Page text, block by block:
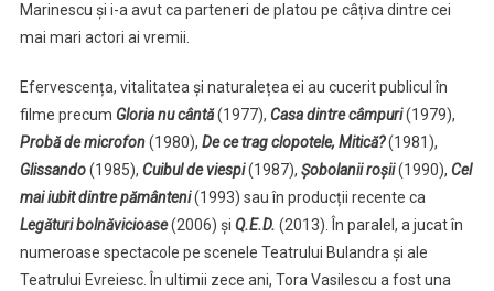
Marinescu și i-a avut ca parteneri de platou pe câțiva dintre cei
mai mari actori ai vremii.
Efervescența, vitalitatea și naturalețea ei au cucerit publicul în
filme precum Gloria nu cântă(1977), Casa dintre câmpuri(1979),
Probă de microfon(1980), De ce trag clopotele, Mitică?(1981),
Glissando(1985), Cuibul de viespi(1987), Șobolanii roșii(1990), Cel
mai iubit dintre pământeni(1993) sau în producții recente ca
Legături bolnăvicioase(2006) și Q.E.D. (2013). În paralel, a jucat în
numeroase spectacole pe scenele Teatrului Bulandra și ale
Teatrului Evreiesc. În ultimii zece ani, Tora Vasilescu a fost una